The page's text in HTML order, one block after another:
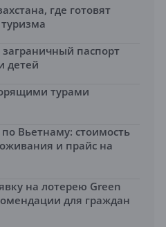
где готовят
паспорт
детей
турами
Вьетнаму: стоимость
и прайс на
на лотерею Green
для граждан